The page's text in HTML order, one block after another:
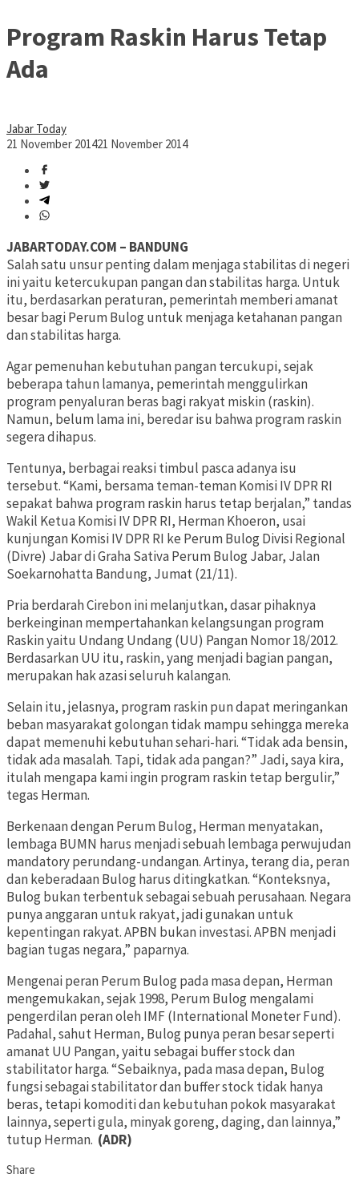
Program Raskin Harus Tetap
Ada
Jabar Today
21 November 201421 November 2014
JABARTODAY.COM – BANDUNG
Salah satu unsur penting dalam menjaga stabilitas di negeri
ini yaitu ketercukupan pangan dan stabilitas harga. Untuk
itu, berdasarkan peraturan, pemerintah memberi amanat
besar bagi Perum Bulog untuk menjaga ketahanan pangan
dan stabilitas harga.
Agar pemenuhan kebutuhan pangan tercukupi, sejak
beberapa tahun lamanya, pemerintah menggulirkan
program penyaluran beras bagi rakyat miskin (raskin).
Namun, belum lama ini, beredar isu bahwa program raskin
segera dihapus.
Tentunya, berbagai reaksi timbul pasca adanya isu
tersebut. “Kami, bersama teman-teman Komisi IV DPR RI
sepakat bahwa program raskin harus tetap berjalan,” tandas
Wakil Ketua Komisi IV DPR RI, Herman Khoeron, usai
kunjungan Komisi IV DPR RI ke Perum Bulog Divisi Regional
(Divre) Jabar di Graha Sativa Perum Bulog Jabar, Jalan
Soekarnohatta Bandung, Jumat (21/11).
Pria berdarah Cirebon ini melanjutkan, dasar pihaknya
berkeinginan mempertahankan kelangsungan program
Raskin yaitu Undang Undang (UU) Pangan Nomor 18/2012.
Berdasarkan UU itu, raskin, yang menjadi bagian pangan,
merupakan hak azasi seluruh kalangan.
Selain itu, jelasnya, program raskin pun dapat meringankan
beban masyarakat golongan tidak mampu sehingga mereka
dapat memenuhi kebutuhan sehari-hari. “Tidak ada bensin,
tidak ada masalah. Tapi, tidak ada pangan?” Jadi, saya kira,
itulah mengapa kami ingin program raskin tetap bergulir,”
tegas Herman.
Berkenaan dengan Perum Bulog, Herman menyatakan,
lembaga BUMN harus menjadi sebuah lembaga perwujudan
mandatory perundang-undangan. Artinya, terang dia, peran
dan keberadaan Bulog harus ditingkatkan. “Konteksnya,
Bulog bukan terbentuk sebagai sebuah perusahaan. Negara
punya anggaran untuk rakyat, jadi gunakan untuk
kepentingan rakyat. APBN bukan investasi. APBN menjadi
bagian tugas negara,” paparnya.
Mengenai peran Perum Bulog pada masa depan, Herman
mengemukakan, sejak 1998, Perum Bulog mengalami
pengerdilan peran oleh IMF (International Moneter Fund).
Padahal, sahut Herman, Bulog punya peran besar seperti
amanat UU Pangan, yaitu sebagai buffer stock dan
stabilitator harga. “Sebaiknya, pada masa depan, Bulog
fungsi sebagai stabilitator dan buffer stock tidak hanya
beras, tetapi komoditi dan kebutuhan pokok masyarakat
lainnya, seperti gula, minyak goreng, daging, dan lainnya,”
tutup Herman. (ADR)
Share